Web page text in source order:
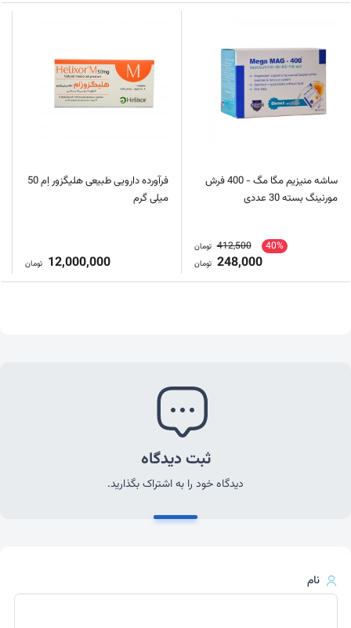
ساشه منیزیم مگا مگ - 400 فرش
مورنینگ بسته 30 عددی
40%
412,500 تومان
248,000 تومان
فرآورده دارویی طبیعی هلیگزور اِم 50
میلی گرم
12,000,000 تومان
ثبت دیدگاه
دیدگاه خود را به اشتراک بگذارید.
نام